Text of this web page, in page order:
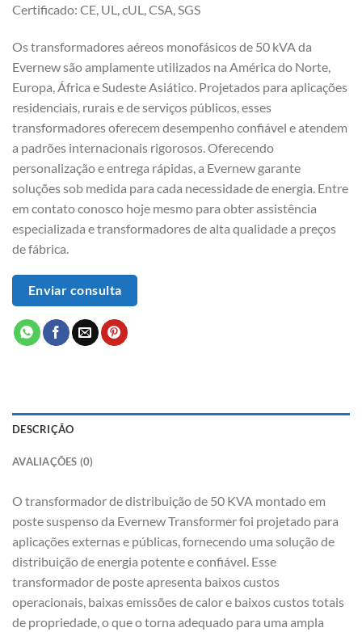
Certificado: CE, UL, cUL, CSA, SGS
Os transformadores aéreos monofásicos de 50 kVA da
Evernew são amplamente utilizados na América do Norte,
Europa, África e Sudeste Asiático. Projetados para aplicações
residenciais, rurais e de serviços públicos, esses
transformadores oferecem desempenho confiável e atendem
a padrões internacionais rigorosos. Oferecendo
personalização e entrega rápidas, a Evernew garante
soluções sob medida para cada necessidade de energia. Entre
em contato conosco hoje mesmo para obter assistência
especializada e transformadores de alta qualidade a preços
de fábrica.
Enviar consulta
DESCRIÇÃO
AVALIAÇÕES (0)
O transformador de distribuição de 50 KVA montado em
poste suspenso da Evernew Transformer foi projetado para
aplicações externas e públicas, fornecendo uma solução de
distribuição de energia potente e confiável. Esse
transformador de poste apresenta baixos custos
operacionais, baixas emissões de calor e baixos custos totais
de propriedade, o que o torna adequado para uma ampla